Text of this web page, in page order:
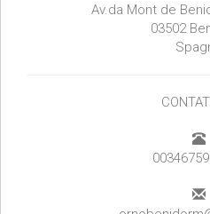
Av.da Mont de
03502